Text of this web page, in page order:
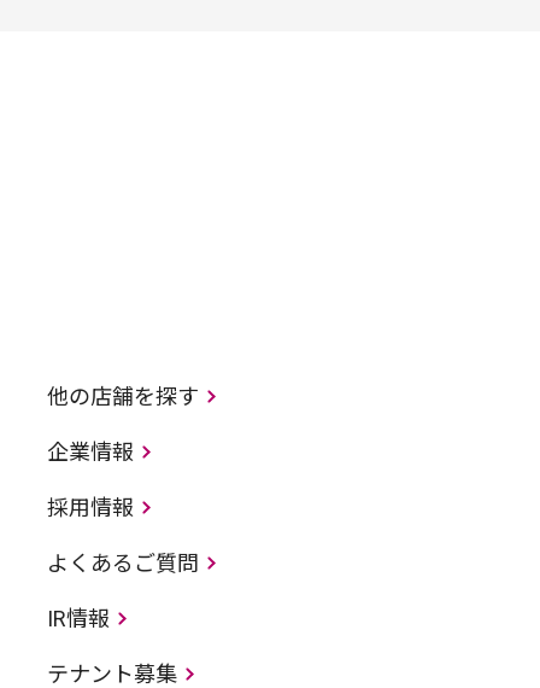
他の店舗を探す
企業情報
採用情報
よくあるご質問
IR情報
テナント募集